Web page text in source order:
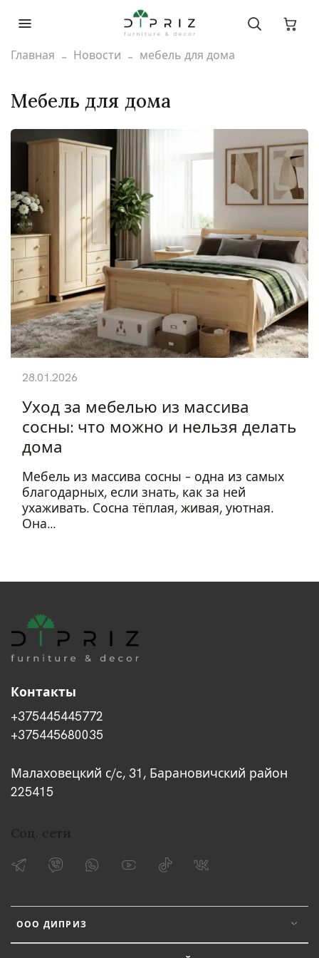
Главная Новости мебель для дома
мебель для дома
Уход за мебелью из массива
сосны: что можно и нельзя делать
дома
Мебель из массива сосны – одна из самых
благодарных, если знать, как за ней
ухаживать. Сосна тёплая, живая, уютная.
Она...
28.01.2026
ООО ДИПРИЗ
Контакты
+375445445772
+375445680035
Малаховецкий с/c, 31, Барановичский район
225415
Соц. сети